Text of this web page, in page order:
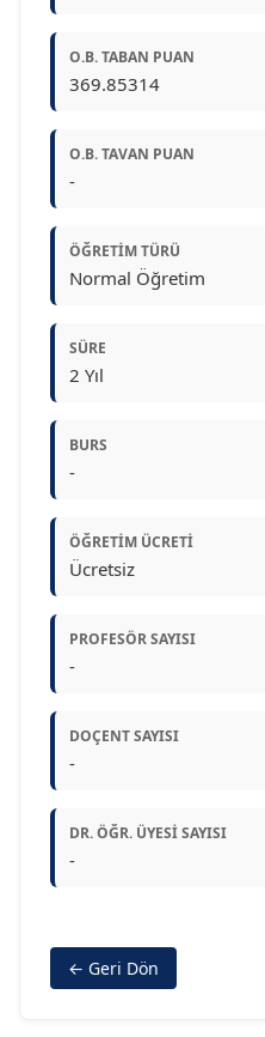
O.B. TABAN PUAN
369.85314
O.B. TAVAN PUAN
-
ÖĞRETIM TÜRÜ
Normal Öğretim
SÜRE
2 Yıl
BURS
-
ÖĞRETIM ÜCRETI
Ücretsiz
PROFESÖR SAYISI
-
DOÇENT SAYISI
-
DR. ÖĞR. ÜYESI SAYISI
-
← Geri Dön